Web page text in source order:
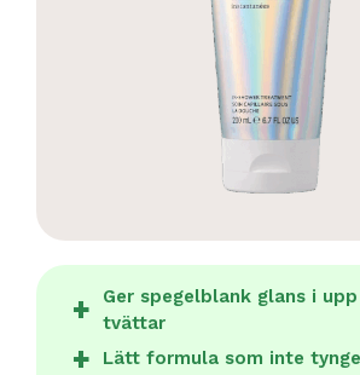
Ger spegelblank glans i
tvättar
Lätt formula som inte